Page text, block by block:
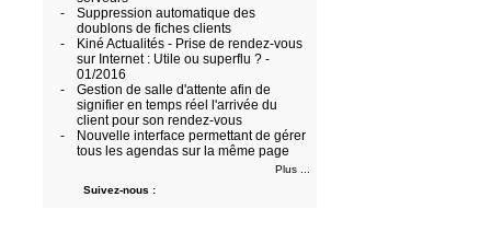
-
Suppression automatique des
doublons de fiches clients
-
Kiné Actualités - Prise de rendez-vous
sur Internet : Utile ou superflu ? -
01/2016
-
Gestion de salle d'attente afin de
signifier en temps réel l'arrivée du
client pour son rendez-vous
-
Nouvelle interface permettant de gérer
tous les agendas sur la même page
Plus ...
Suivez-nous :